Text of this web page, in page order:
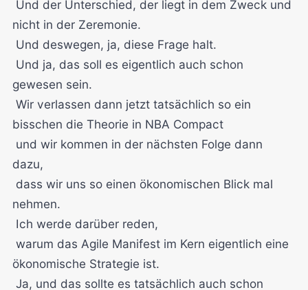
Und der Unterschied, der liegt in dem Zweck und
nicht in der Zeremonie.
Und deswegen, ja, diese Frage halt.
Und ja, das soll es eigentlich auch schon
gewesen sein.
Wir verlassen dann jetzt tatsächlich so ein
bisschen die Theorie in NBA Compact
und wir kommen in der nächsten Folge dann
dazu,
dass wir uns so einen ökonomischen Blick mal
nehmen.
Ich werde darüber reden,
warum das Agile Manifest im Kern eigentlich eine
ökonomische Strategie ist.
Ja, und das sollte es tatsächlich auch schon